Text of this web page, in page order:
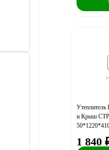
Утеплитель
и Крыш
1 840